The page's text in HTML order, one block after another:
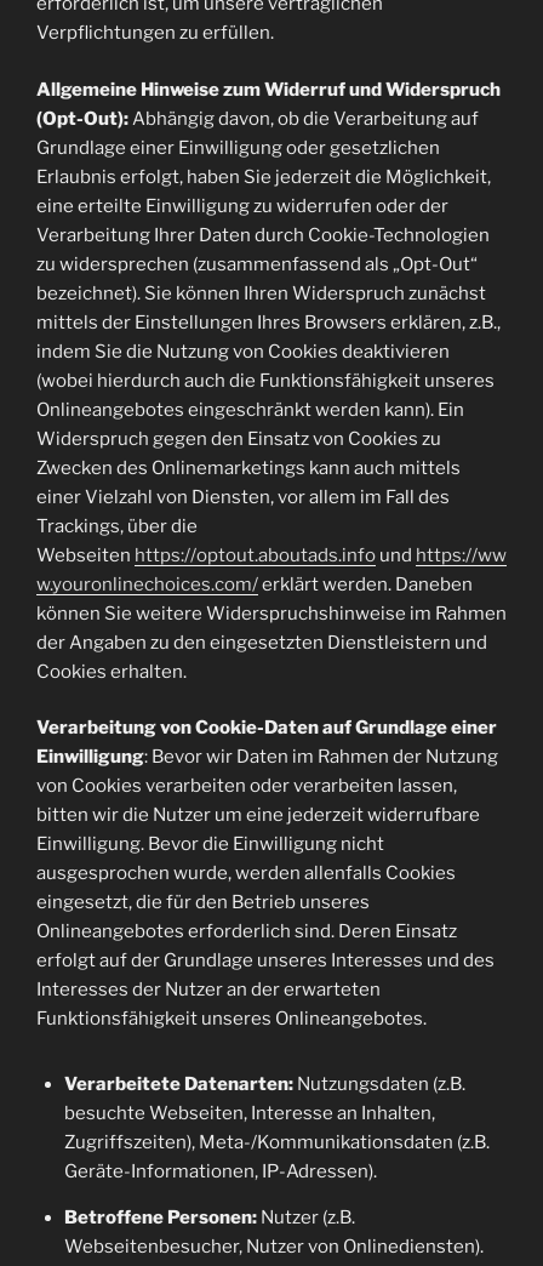
Verpflichtungen zu erfüllen.
Allgemeine Hinweise zum Widerruf und Widerspruch
(Opt-Out): Abhängig davon, ob die Verarbeitung auf
Grundlage einer Einwilligung oder gesetzlichen
Erlaubnis erfolgt, haben Sie jederzeit die Möglichkeit,
eine erteilte Einwilligung zu widerrufen oder der
Verarbeitung Ihrer Daten durch Cookie-Technologien
zu widersprechen (zusammenfassend als „Opt-Out“
bezeichnet). Sie können Ihren Widerspruch zunächst
mittels der Einstellungen Ihres Browsers erklären, z.B.,
indem Sie die Nutzung von Cookies deaktivieren
(wobei hierdurch auch die Funktionsfähigkeit unseres
Onlineangebotes eingeschränkt werden kann). Ein
Widerspruch gegen den Einsatz von Cookies zu
Zwecken des Onlinemarketings kann auch mittels
einer Vielzahl von Diensten, vor allem im Fall des
Trackings, über die
Webseiten https://optout.aboutads.info und https://ww
w.youronlinechoices.com/erklärt werden. Daneben
können Sie weitere Widerspruchshinweise im Rahmen
der Angaben zu den eingesetzten Dienstleistern und
Cookies erhalten.
Verarbeitung von Cookie-Daten auf Grundlage einer
Einwilligung: Bevor wir Daten im Rahmen der Nutzung
von Cookies verarbeiten oder verarbeiten lassen,
bitten wir die Nutzer um eine jederzeit widerrufbare
Einwilligung. Bevor die Einwilligung nicht
ausgesprochen wurde, werden allenfalls Cookies
eingesetzt, die für den Betrieb unseres
Onlineangebotes erforderlich sind. Deren Einsatz
erfolgt auf der Grundlage unseres Interesses und des
Interesses der Nutzer an der erwarteten
Funktionsfähigkeit unseres Onlineangebotes.
Verarbeitete Datenarten:Nutzungsdaten (z.B.
besuchte Webseiten, Interesse an Inhalten,
Zugriffszeiten), Meta-/Kommunikationsdaten (z.B.
Geräte-Informationen, IP-Adressen).
Betroffene Personen:Nutzer (z.B.
Webseitenbesucher, Nutzer von Onlinediensten).